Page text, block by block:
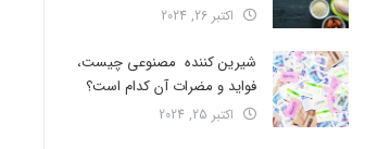
اکتبر 26, 2024
شیرین کننده مصنوعی چیست،
فواید و مضرات آن کدام است؟
اکتبر 25, 2024